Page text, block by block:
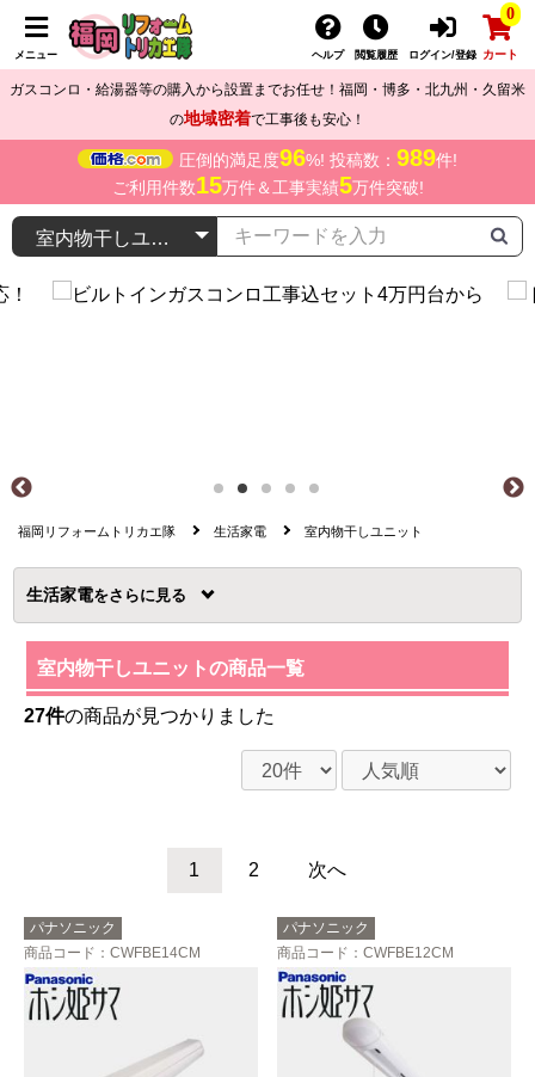
メニュー ヘルプ 閲覧履歴 ログイン/登録
0
カート
ガスコンロ・給湯器等の購入から設置までお任せ！福岡・博多・北九州・久留米
の地域密着で工事後も安心！
圧倒的満足度96%! 投稿数： 989件!
ご利用件数15万件＆工事実績5万件突破!
福岡リフォームトリカエ隊 生活家電 室内物干しユニット
生活家電を
室内物干しユニットの商品一覧
27件の商品が見つかりました
1 2 次へ
パナソニック
商品コード ：CWFBE14CM
パナソニック
商品コード ：CWFBE12CM